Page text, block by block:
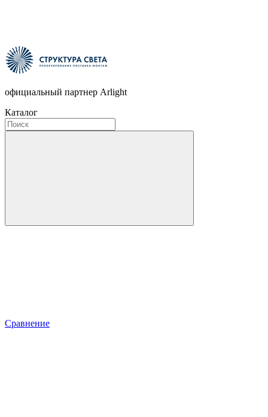
официальный партнер Arlight
Каталог
Сравнение